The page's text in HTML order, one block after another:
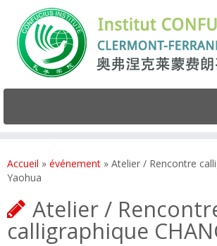
Accueil » événement » Atelier / Rencontre
Yaohua
Atelier /
calligraphique